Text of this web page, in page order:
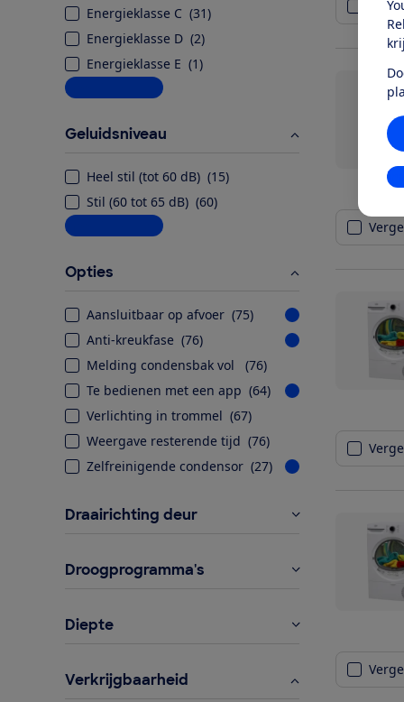
Energieklasse C (31)
Energieklasse D (2)
Energieklasse E (1)
Meer informatie
Geluidsniveau
Heel stil (tot 60 dB) (15)
Stil (60 tot 65 dB) (60)
Meer informatie
Opties
Aansluitbaar op afvoer (75)
Anti-kreukfase (76)
Melding condensbak vol
(76)
Te bedienen met een app (64)
Verlichting in trommel (67)
Weergave resterende tijd (76)
Zelfreinigende condensor (27)
Draairichting deur
Droogprogramma's
Diepte
Verkrijgbaarheid